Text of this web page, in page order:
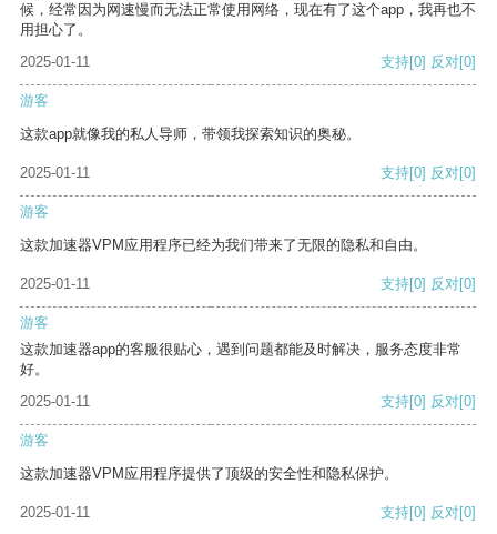
候，经常因为网速慢而无法正常使用网络，现在有了这个app，我再也不
用担心了。
2025-01-11
支持[0] 反对[0]
游客
这款app就像我的私人导师，带领我探索知识的奥秘。
2025-01-11 支持[0] 反对[0]
游客
这款加速器VPM应用程序已经为我们带来了无限的隐私和自由。
2025-01-11 支持[0] 反对[0]
游客
这款加速器app的客服很贴心，遇到问题都能及时解决，服务态度非常
好。
2025-01-11
支持[0] 反对[0]
游客
这款加速器VPM应用程序提供了顶级的安全性和隐私保护。
2025-01-11 支持[0] 反对[0]